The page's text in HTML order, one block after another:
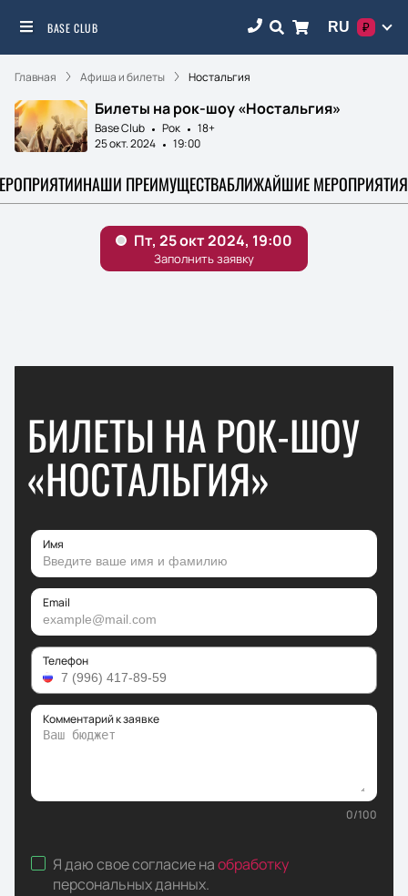
BASE CLUB RU ₽
Главная Афиша и билеты Ностальгия
Билеты на рок-шоу «Ностальгия»
Base Club Рок
18+
25 окт. 2024
19:00
НАШИ ПРЕИМУЩЕСТВАБЛИЖАЙШИЕ МЕРОПРИЯТИЯ
БИЛЕТЫ НА РОК-ШОУ
«НОСТАЛЬГИЯ»
Имя
Email
Телефон
Комментарий к заявке
0/100
Я даю свое согласие наобработку
персональных данных.